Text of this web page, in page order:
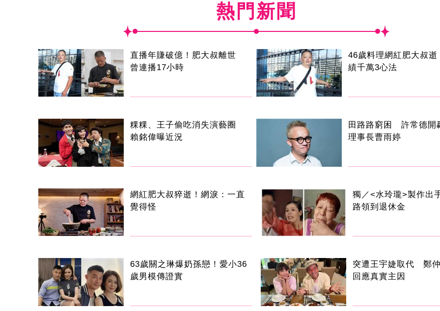
熱門新聞
直播年賺破億！肥大叔離世
曾連播17小時
46歲料理網紅肥大叔逝
績千萬3心法
粿粿、王子偷吃消失演藝圈
賴銘偉曝近況
田路路窮困 許常德開
理事長曹雨婷
網紅肥大叔猝逝！網淚：一直
覺得怪
獨／<水玲瓏>製作
路領到退休金
63歲關之琳爆奶孫戀！愛小36
歲男模傳證實
突遭王宇婕取代 鄭
回應真實主因